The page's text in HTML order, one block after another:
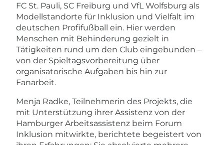
FC St. Pauli, SC Freiburg und VfL Wolfsburg als
Modellstandorte für Inklusion und Vielfalt im
deutschen Profifußball ein. Hier werden
Menschen mit Behinderung gezielt in
Tätigkeiten rund um den Club eingebunden –
von der Spieltagsvorbereitung über
organisatorische Aufgaben bis hin zur
Fanarbeit.
Menja Radke, Teilnehmerin des Projekts, die
mit Unterstützung ihrer Assistenz von der
Hamburger Arbeitsassistenz beim Forum
Inklusion mitwirkte, berichtete begeistert von